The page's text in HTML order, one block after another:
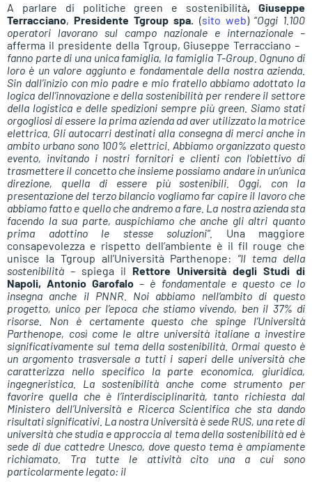
A parlare di politiche green e sostenibilità, Giuseppe
Terracciano,Presidente Tgroup spa. (sito web) “Oggi 1.100
operatori lavorano sul campo nazionale e internazionale –
afferma il presidente della Tgroup, Giuseppe Terracciano –
fanno parte di una unica famiglia, la famiglia T-Group. Ognuno di
loro è un valore aggiunto e fondamentale della nostra azienda.
Sin dall’inizio con mio padre e mio fratello abbiamo adottato la
logica dell’innovazione e della sostenibilità per rendere il settore
della logistica e delle spedizioni sempre più green. Siamo stati
orgogliosi di essere la prima azienda ad aver utilizzato la motrice
elettrica. Gli autocarri destinati alla consegna di merci anche in
ambito urbano sono 100% elettrici. Abbiamo organizzato questo
evento, invitando i nostri fornitori e clienti con l’obiettivo di
trasmettere il concetto che insieme possiamo andare in un’unica
direzione, quella di essere più sostenibili. Oggi, con la
presentazione del terzo bilancio vogliamo far capire il lavoro che
abbiamo fatto e quello che andremo a fare. La nostra azienda sta
facendo la sua parte, auspichiamo che anche gli altri quanto
prima adottino le stesse soluzioni”.
Una maggiore
consapevolezza e rispetto dell’ambiente è il fil rouge che
unisce la Tgroup all’Università Parthenope: “Il tema della
sostenibilità – spiega il Rettore Università degli Studi di
Napoli, Antonio Garofalo – è fondamentale e questo ce lo
insegna anche il PNNR. Noi abbiamo nell’ambito di questo
progetto, unico per l’epoca che stiamo vivendo, ben il 37% di
risorse. Non è certamente questo che spinge l’Università
Parthenope, così come le altre università italiane a investire
significativamente sul tema della sostenibilità. Ormai questo è
un argomento trasversale a tutti i saperi delle università che
caratterizza nello specifico la parte economica, giuridica,
ingegneristica. La sostenibilità anche come strumento per
favorire quella che è l’interdisciplinarità, tanto richiesta dal
Ministero dell’Università e Ricerca Scientifica che sta dando
risultati significativi. La nostra Università è sede RUS, una rete di
università che studia e approccia al tema della sostenibilità ed è
sede di due cattedre Unesco, dove questo tema è ampiamente
richiamato. Tra tutte le attività cito una a cui sono
particolarmente legato: il